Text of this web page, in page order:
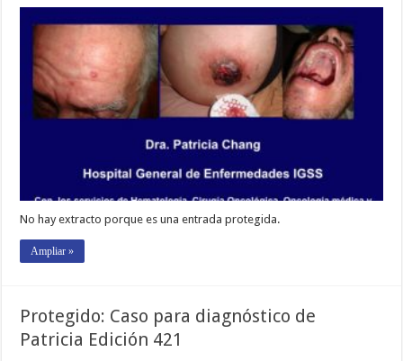
No hay extracto porque es una entrada protegida.
Ampliar »
Protegido: Caso para diagnóstico de
Patricia Edición 421